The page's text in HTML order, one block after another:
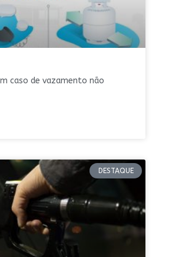
caso de vazamento não
DESTAQUE